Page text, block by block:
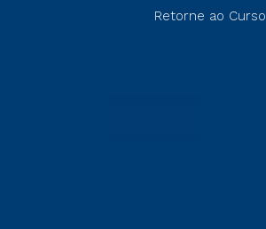
Retorne ao Curso